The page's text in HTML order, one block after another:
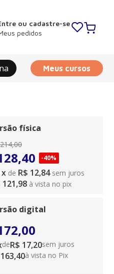
ou cadastre-se
pedidos
Meus cursos
física
214,00
,40
x de R$ 12,84 sem juros
-40%
121,98 à vista no pix
digital
deR$ 17,20sem juros
à vista no Pix